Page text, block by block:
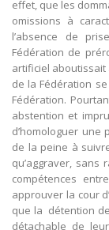
effet, que les
omissions à
l’absence de
Fédération de
artificiel
de la Fédération
Fédération.
abstention et
d’homologuer une
de la peine à
qu’aggraver,
compétences
approuver la cour
que la détention
détachable de